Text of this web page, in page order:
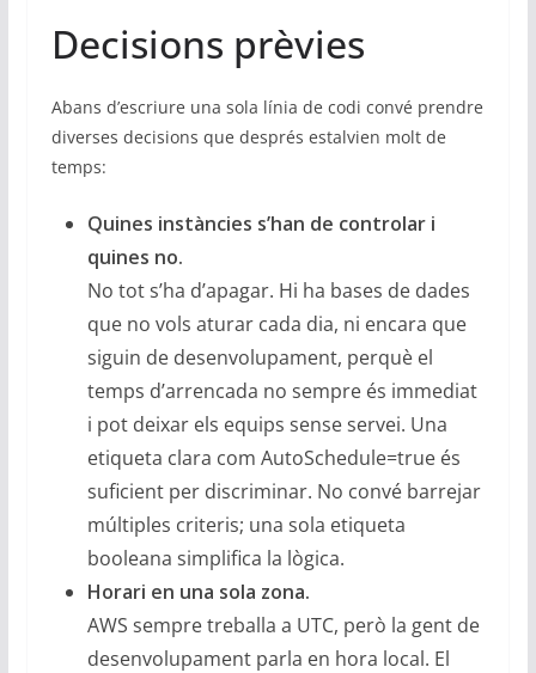
Decisions prèvies
Abans d’escriure una sola línia de codi convé prendre
diverses decisions que després estalvien molt de
temps:
Quines instàncies s’han de controlar i
quines no.
No tot s’ha d’apagar. Hi ha bases de dades
que no vols aturar cada dia, ni encara que
siguin de desenvolupament, perquè el
temps d’arrencada no sempre és immediat
i pot deixar els equips sense servei. Una
etiqueta clara com AutoSchedule=true és
suficient per discriminar. No convé barrejar
múltiples criteris; una sola etiqueta
booleana simplifica la lògica.
Horari en una sola zona.
AWS sempre treballa a UTC, però la gent de
desenvolupament parla en hora local. El